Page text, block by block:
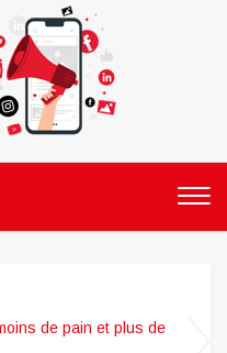
de pain et plus de